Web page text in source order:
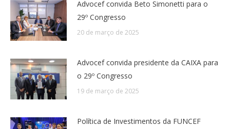
Advocef convida Beto Simonetti para o
29º Congresso
20 de março de 2025
Advocef convida presidente da CAIXA para
o 29º Congresso
19 de março de 2025
Política de Investimentos da FUNCEF